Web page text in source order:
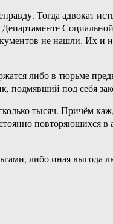
Тогда адвокат
не нашли. Их и
либо в тюрьме
подмявший под себя
тысяч. Причём
повторяющихся в
либо иная выгода